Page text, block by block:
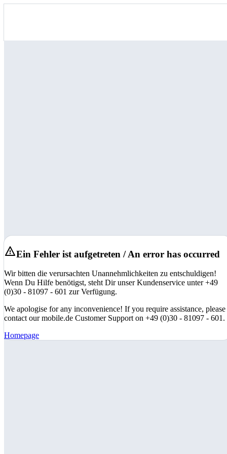
Ein Fehler ist aufgetreten / An error has occurred
Wir bitten die verursachten Unannehmlichkeiten zu entschuldigen!
Wenn Du Hilfe benötigst, steht Dir unser Kundenservice unter +49
(0)30 - 81097 - 601 zur Verfügung.
We apologise for any inconvenience! If you require assistance, please
contact our mobile.de Customer Support on +49 (0)30 - 81097 - 601.
Homepage